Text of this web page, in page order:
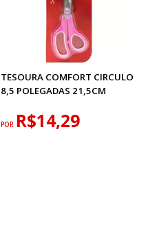
TESOURA COMFORT CIRCULO
8,5 POLEGADAS 21,5CM
POR R$14,29